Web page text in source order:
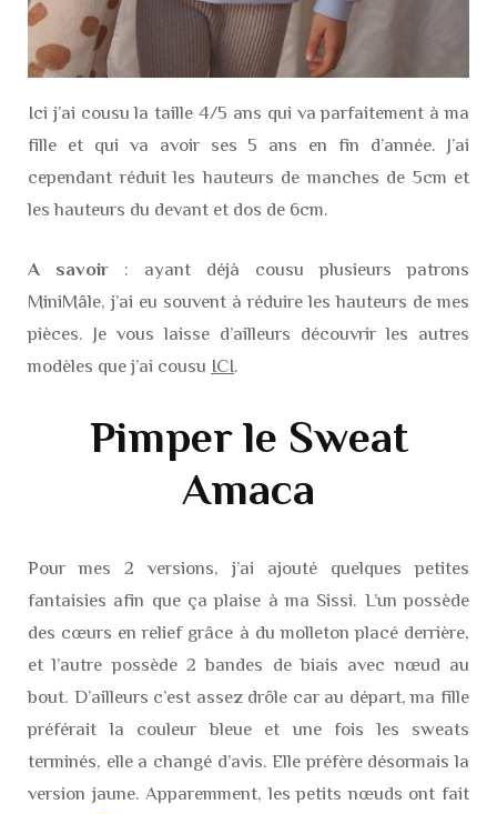
Ici j’ai cousu la taille 4/5 ans qui va parfaitement à ma
fille et qui va avoir ses 5 ans en fin d’année. J’ai
cependant réduit les hauteurs de manches de 5cm et
les hauteurs du devant et dos de 6cm.
A savoir : ayant déjà cousu plusieurs patrons
MiniMâle, j’ai eu souvent à réduire les hauteurs de mes
pièces. Je vous laisse d’ailleurs découvrir les autres
modèles que j’ai cousu ICI.
Pimper le Sweat
Amaca
Pour mes 2 versions, j’ai ajouté quelques petites
fantaisies afin que ça plaise à ma Sissi. L’un possède
des cœurs en relief grâce à du molleton placé derrière,
et l’autre possède 2 bandes de biais avec nœud au
bout. D’ailleurs c’est assez drôle car au départ, ma fille
préférait la couleur bleue et une fois les sweats
terminés, elle a changé d’avis. Elle préfère désormais la
version jaune. Apparemment, les petits nœuds ont fait